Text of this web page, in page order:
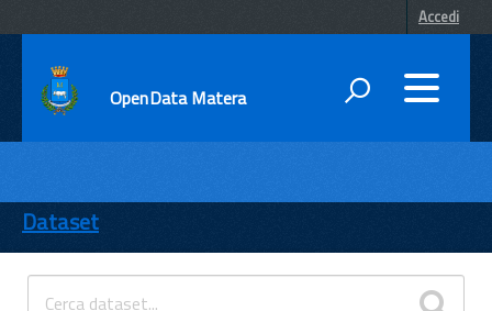
Accedi
OpenData Matera
ENTI
TEMI
INFORMAZIONI
Dataset